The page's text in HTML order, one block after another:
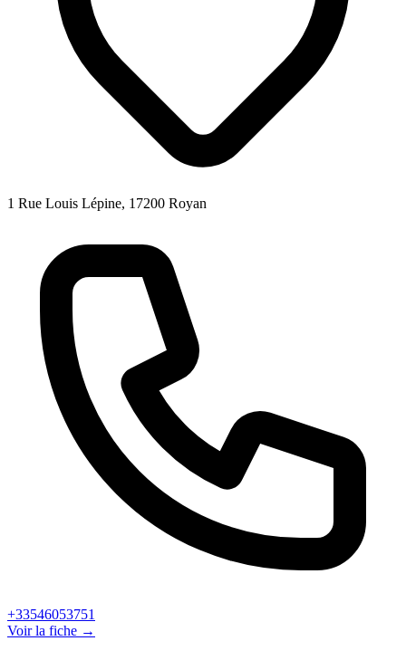
1 Rue Louis Lépine, 17200 Royan
+33546053751
Voir la fiche →